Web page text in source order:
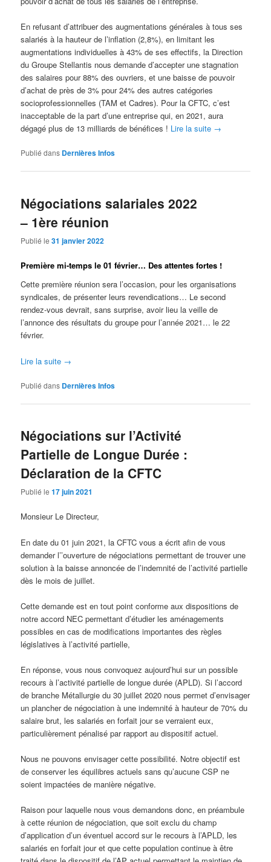
En refusant d’attribuer des augmentations générales à tous ses
salariés à la hauteur de l’inflation (2,8%), en limitant les
augmentations individuelles à 43% de ses effectifs, la Direction
du Groupe Stellantis nous demande d’accepter une stagnation
des salaires pour 88% des ouvriers, et une baisse de pouvoir
d’achat de près de 3% pour 24% des autres catégories
socioprofessionnelles (TAM et Cadres). Pour la CFTC, c’est
inacceptable de la part d’une entreprise qui, en 2021, aura
dégagé plus de 13 milliards de bénéfices ! Lire la suite →
Publié dans Dernières Infos
Négociations salariales 2022
– 1ère réunion
Publié le31 janvier 2022
Première mi-temps le 01 février… Des attentes fortes !
Cette première réunion sera l’occasion, pour les organisations
syndicales, de présenter leurs revendications… Le second
rendez-vous devrait, sans surprise, avoir lieu la veille de
l’annonce des résultats du groupe pour l’année 2021… le 22
février.
Lire la suite →
Publié dans Dernières Infos
Négociations sur l’Activité
Partielle de Longue Durée :
Déclaration de la CFTC
Publié le17 juin 2021
Monsieur Le Directeur,
En date du 01 juin 2021, la CFTC vous a écrit afin de vous
demander l’’ouverture de négociations permettant de trouver une
solution à la baisse annoncée de l’indemnité de l’activité partielle
dès le mois de juillet.
Cette demande est en tout point conforme aux dispositions de
notre accord NEC permettant d’étudier les aménagements
possibles en cas de modifications importantes des règles
législatives à l’activité partielle,
En réponse, vous nous convoquez aujourd’hui sur un possible
recours à l’activité partielle de longue durée (APLD). Si l’accord
de branche Métallurgie du 30 juillet 2020 nous permet d’envisager
un plancher de négociation à une indemnité à hauteur de 70% du
salaire brut, les salariés en forfait jour se verraient eux,
particulièrement pénalisé par rapport au dispositif actuel.
Nous ne pouvons envisager cette possibilité. Notre objectif est
de conserver les équilibres actuels sans qu’aucune CSP ne
soient impactées de manière négative.
Raison pour laquelle nous vous demandons donc, en préambule
à cette réunion de négociation, que soit exclu du champ
d’application d’un éventuel accord sur le recours à l’APLD, les
salariés en forfait jour et que cette population continue à être